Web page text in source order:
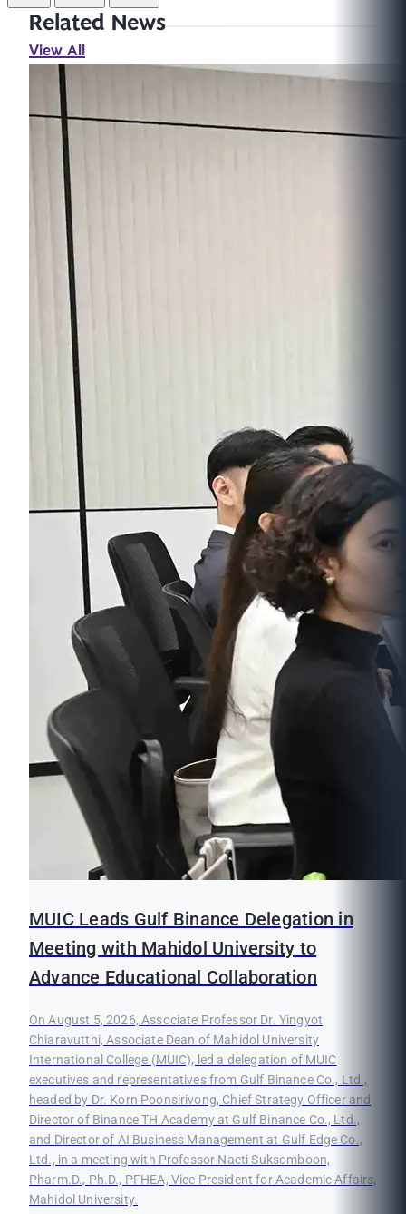
Related News
View All
MUIC Leads Gulf Binance Delegation in
Meeting with Mahidol University to
Advance Educational Collaboration
On August 5, 2026, Associate Professor Dr. Yingyot
Chiaravutthi, Associate Dean of Mahidol University
International College (MUIC), led a delegation of MUIC
executives and representatives from Gulf Binance Co., Ltd.,
headed by Dr. Korn Poonsirivong, Chief Strategy Officer and
Director of Binance TH Academy at Gulf Binance Co., Ltd.,
and Director of AI Business Management at Gulf Edge Co.,
Ltd., in a meeting with Professor Naeti Suksomboon,
Pharm.D., Ph.D., PFHEA, Vice President for Academic Affairs,
Mahidol University.